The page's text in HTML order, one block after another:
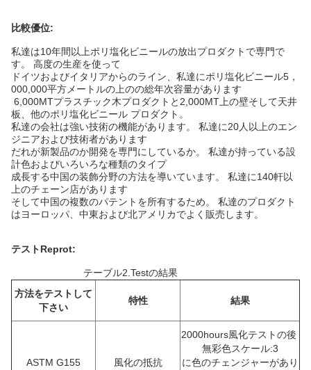
比較優位:
私達は10年間以上ポリ塩化ビニールの放出プロダクトで専門で
す。 高度の生産を使って
ドイツおよびイタリアからのライン、私達にポリ塩化ビニール5，
000,000平方メートルの上のの総年次容量があります
6,000MTプラスチック木プロダクトと2,000MT上の壁そして天井
板、他のポリ塩化ビニール プロダクト。
私達の会社は強い技術の機能があります。 私達に20人以上のエン
ジニアおよび技術者があります
だれが新製品のか開発を専門にしているか。 私達が持っている設
計色およびいろいろな種類のタイプ
成長する中国の装飾分野の方法を導いています。 私達に140軒以
上のチェーン店があります
そして中国の複数のパテントを所有するため。 私達のプロダクト
はヨーロッパ、中東および北アメリカでよく販売します。
テストReprot:
テーブル2.Testの結果
方法をテストして
下さい
特性 結果
ASTM G155 風化の抵抗
2000hours風化テストの後
無彩色スケール:3
に色のチェンジャーがあり